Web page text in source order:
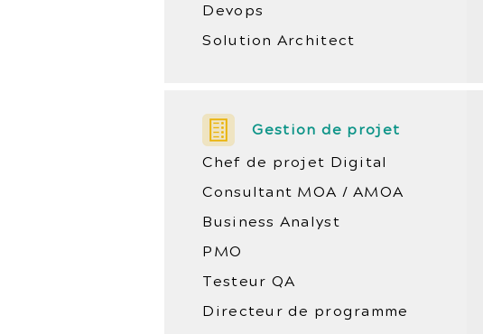
Devops
Solution Architect
Gestion de projet
Chef de projet Digital
Consultant MOA / AMOA
Business Analyst
PMO
Testeur QA
Directeur de programme